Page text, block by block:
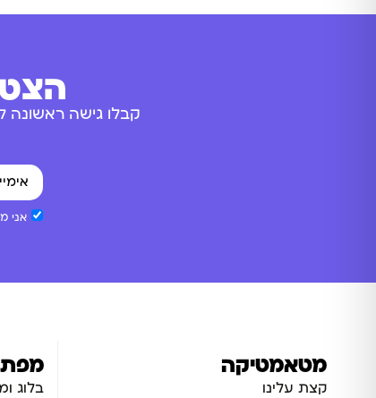
קבלו גישה ראשונה
אני
מטאמטיקה
קצת עלינו בלוג